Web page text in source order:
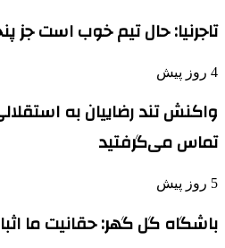
تاجرنیا: حال تیم خوب است جز
4 روز پیش
واکنش تند رضاییان به
تماس می‌گرفتید
5 روز پیش
باشگاه گل گهر: حقانیت ما